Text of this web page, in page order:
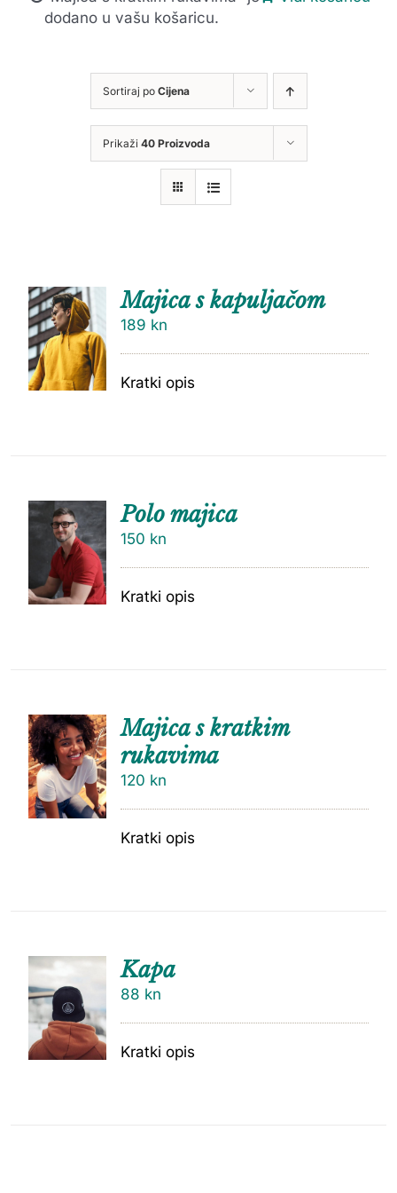
dodano u vašu košaricu.
Sortiraj po Cijena
Prikaži 40 Proizvoda
U
KOŠARI
Majica s kapuljačom
189 kn
Kratki opis
DODAJ
U
KOŠARI
Polo majica
150 kn
Kratki opis
Majica s kratkim
rukavima
120 kn
Kratki opis
KOŠARI
CU
Kapa
88 kn
Kratki opis